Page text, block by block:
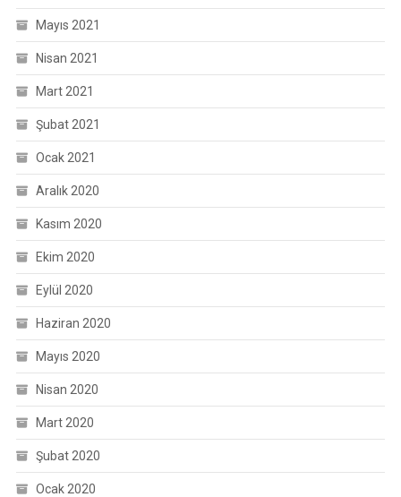
Mayıs 2021
Nisan 2021
Mart 2021
Şubat 2021
Ocak 2021
Aralık 2020
Kasım 2020
Ekim 2020
Eylül 2020
Haziran 2020
Mayıs 2020
Nisan 2020
Mart 2020
Şubat 2020
Ocak 2020